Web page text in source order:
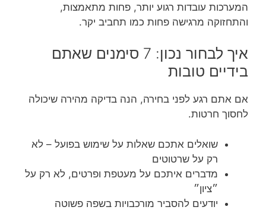
המערכות עובדות רגוע יותר, פחות מתאמצות,
והתחזוקה מרגישה פחות כמו תחביב יקר.
איך לבחור נכון: 7 סימנים שאתם
בידיים טובות
אם אתם רגע לפני בחירה, הנה בדיקה מהירה שיכולה
לחסוך חרטות.
שואלים אתכם שאלות על שימוש בפועל – לא
רק על שרטוטים
מדברים איתכם על מעטפת ופרטים, לא רק על
״ציון״
יודעים להסביר מורכבויות בשפה פשוטה